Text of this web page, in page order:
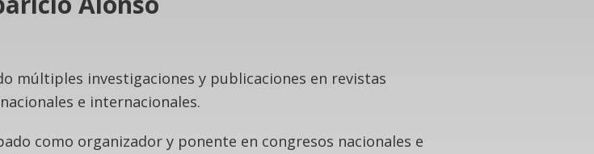
múltiples investigaciones y publicaciones en revistas
e internacionales.
como organizador y ponente en congresos nacionales e